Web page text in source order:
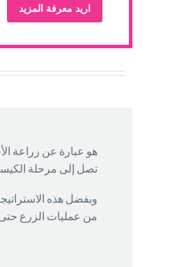
هو عبارة عن زراعة
تصل إلى مرحلة
وبفضل هذه
من عمليات الزرع حتى